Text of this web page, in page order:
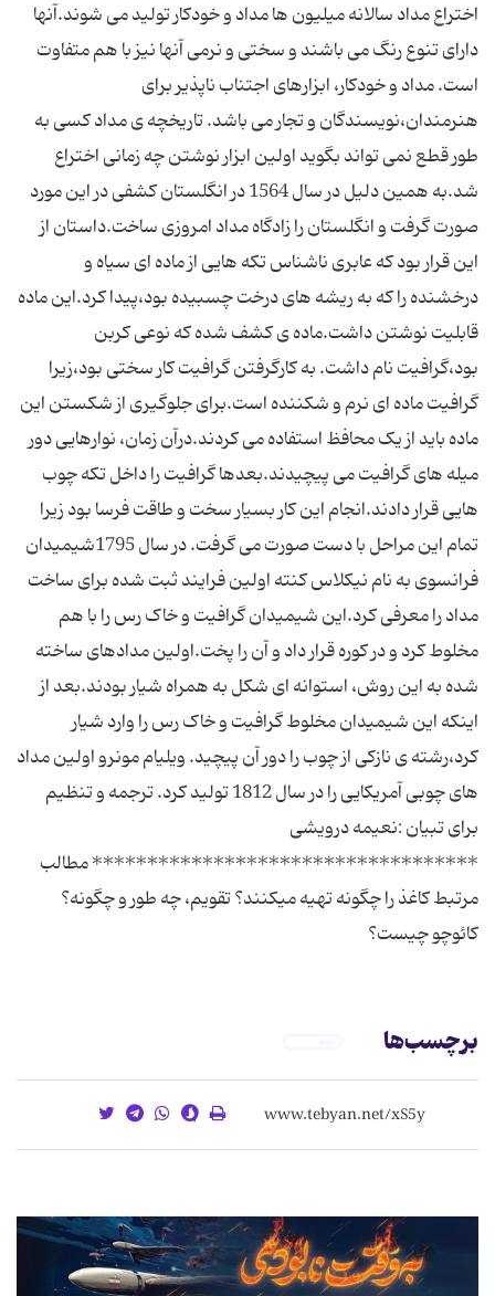
اختراع مداد سالانه میلیون ها مداد و خودکار تولید می شوند.آنها
دارای تنوع رنگ می باشند و سختی و نرمی آنها نیز با هم متفاوت
است. مداد و خودکار، ابزارهای اجتناب ناپذیر برای
هنرمندان،نویسندگان و تجار می باشد. تاریخچه ی مداد کسی به
طور قطع نمی تواند بگوید اولین ابزار نوشتن چه زمانی اختراع
شد.به همین دلیل در سال 1564 در انگلستان کشفی در این مورد
صورت گرفت و انگلستان را زادگاه مداد امروزی ساخت.داستان از
این قرار بود که عابری ناشناس تکه هایی از ماده ای سیاه و
درخشنده را که به ریشه های درخت چسبیده بود،پیدا کرد.این ماده
قابلیت نوشتن داشت.ماده ی کشف شده که نوعی کربن
بود،گرافیت نام داشت. به کارگرفتن گرافیت کار سختی بود،زیرا
گرافیت ماده ای نرم و شکننده است.برای جلوگیری از شکستن این
ماده باید از یک محافظ استفاده می کردند.درآن زمان، نوارهایی دور
میله های گرافیت می پیچیدند.بعدها گرافیت را داخل تکه چوب
هایی قرار دادند.انجام این کار بسیار سخت و طاقت فرسا بود زیرا
تمام این مراحل با دست صورت می گرفت. در سال 1795شیمیدان
فرانسوی به نام نیکلاس کنته اولین فرایند ثبت شده برای ساخت
مداد را معرفی کرد.این شیمیدان گرافیت و خاک رس را با هم
مخلوط کرد و در کوره قرار داد و آن را پخت.اولین مدادهای ساخته
شده به این روش، استوانه ای شکل به همراه شیار بودند.بعد از
اینکه این شیمیدان مخلوط گرافیت و خاک رس را وارد شیار
کرد،رشته ی نازکی از چوب را دور آن پیچید. ویلیام مونرو اولین مداد
های چوبی آمریکایی را در سال 1812 تولید کرد. ترجمه و تنظیم
برای تبیان :نعیمه درویشی
*********************************** مطالب
مرتبط کاغذ را چگونه تهیه می‏کنند؟ تقویم، چه طور و چگونه؟
کائوچو چیست؟
برچسب‌ها